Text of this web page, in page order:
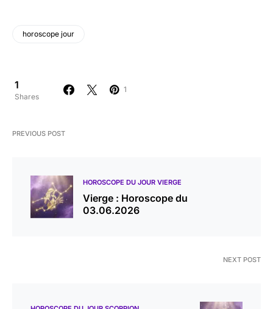
horoscope jour
1
Shares
1
PREVIOUS POST
HOROSCOPE DU JOUR VIERGE
Vierge : Horoscope du
03.06.2026
NEXT POST